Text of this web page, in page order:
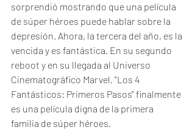
sorprendió mostrando que una película
de súper héroes puede hablar sobre la
depresión. Ahora, la tercera del año, es la
vencida y es fantástica. En su segundo
reboot y en su llegada al Universo
Cinematográfico Marvel, "Los 4
Fantásticos: Primeros Pasos" finalmente
es una película digna de la primera
familia de súper héroes.